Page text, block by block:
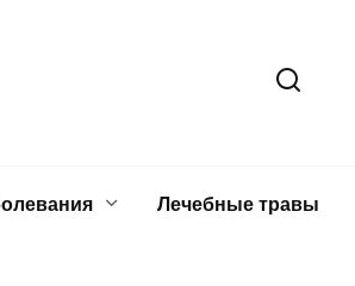
Лечебные травы